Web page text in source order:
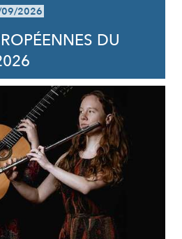
2026
DU